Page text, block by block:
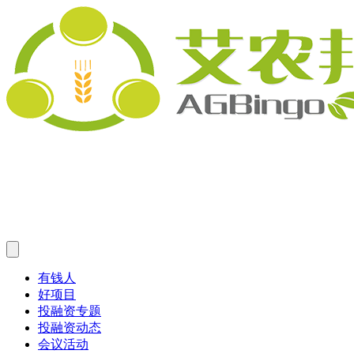
有钱人
好项目
投融资专题
投融资动态
会议活动